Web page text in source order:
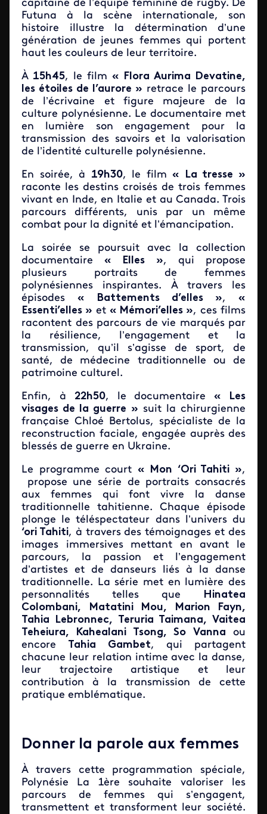
capitaine de l’équipe féminine de rugby. De
Futuna à la scène internationale, son
histoire illustre la détermination d’une
génération de jeunes femmes qui portent
haut les couleurs de leur territoire.
À 15h45, le film « Flora Aurima Devatine,
les étoiles de l’aurore » retrace le parcours
de l’écrivaine et figure majeure de la
culture polynésienne. Le documentaire met
en lumière son engagement pour la
transmission des savoirs et la valorisation
de l’identité culturelle polynésienne.
En soirée, à 19h30, le film« La tresse »
raconte les destins croisés de trois femmes
vivant en Inde, en Italie et au Canada. Trois
parcours différents, unis par un même
combat pour la dignité et l’émancipation.
La soirée se poursuit avec la collection
documentaire« Elles », qui propose
plusieurs portraits de femmes
polynésiennes inspirantes. À travers les
épisodes « Battements d’elles », «
Essenti’elles » et « Mémori’elles », ces films
racontent des parcours de vie marqués par
la résilience, l’engagement et la
transmission, qu’il s’agisse de sport, de
santé, de médecine traditionnelle ou de
patrimoine culturel.
Enfin, à 22h50, le documentaire« Les
visages de la guerre » suit la chirurgienne
française Chloé Bertolus, spécialiste de la
reconstruction faciale, engagée auprès des
blessés de guerre en Ukraine.
Le programme court « Mon ‘Ori Tahiti »,
propose une série de portraits consacrés
aux femmes qui font vivre la danse
traditionnelle tahitienne. Chaque épisode
plonge le téléspectateur dans l’univers du
‘ori Tahiti, à travers des témoignages et des
images immersives mettant en avant le
parcours, la passion et l’engagement
d’artistes et de danseurs liés à la danse
traditionnelle. La série met en lumière des
personnalités telles que
Hinatea
Colombani, Matatini Mou, Marion Fayn,
Tahia Lebronnec, Teruria Taimana, Vaitea
Teheiura, Kahealani Tsong, So Vanna ou
encore Tahia Gambet, qui partagent
chacune leur relation intime avec la danse,
leur trajectoire artistique et leur
contribution à la transmission de cette
pratique emblématique.
Donner la parole aux femmes
À travers cette programmation spéciale,
Polynésie La 1ère souhaite valoriser les
parcours de femmes qui s’engagent,
transmettent et transforment leur société.